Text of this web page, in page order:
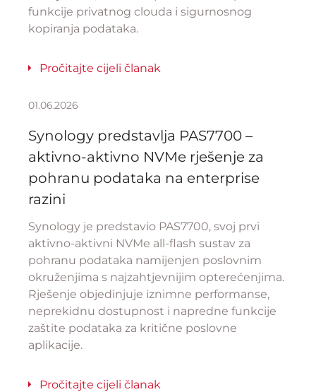
funkcije privatnog clouda i sigurnosnog
kopiranja podataka.
Pročitajte cijeli članak
01.06.2026
Synology predstavlja PAS7700 –
aktivno-aktivno NVMe rješenje za
pohranu podataka na enterprise
razini
Synology je predstavio PAS7700, svoj prvi
aktivno-aktivni NVMe all-flash sustav za
pohranu podataka namijenjen poslovnim
okruženjima s najzahtjevnijim opterećenjima.
Rješenje objedinjuje iznimne performanse,
neprekidnu dostupnost i napredne funkcije
zaštite podataka za kritične poslovne
aplikacije.
Pročitajte cijeli članak